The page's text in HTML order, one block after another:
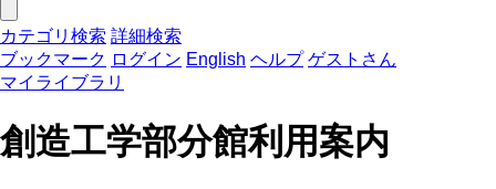
カテゴリ検索 詳細検索
ブックマーク ログイン English ヘルプ ゲストさん
マイライブラリ
創造工学部分館利用案内